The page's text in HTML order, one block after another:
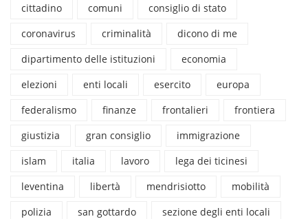
cittadino
comuni
consiglio di stato
coronavirus
criminalità
dicono di me
dipartimento delle istituzioni
economia
elezioni
enti locali esercito
europa
federalismo
finanze frontalieri
frontiera
giustizia
gran consiglio
immigrazione
islam
italia lavoro
lega dei ticinesi
leventina
libertà mendrisiotto
mobilità
polizia
san gottardo
sezione degli enti locali